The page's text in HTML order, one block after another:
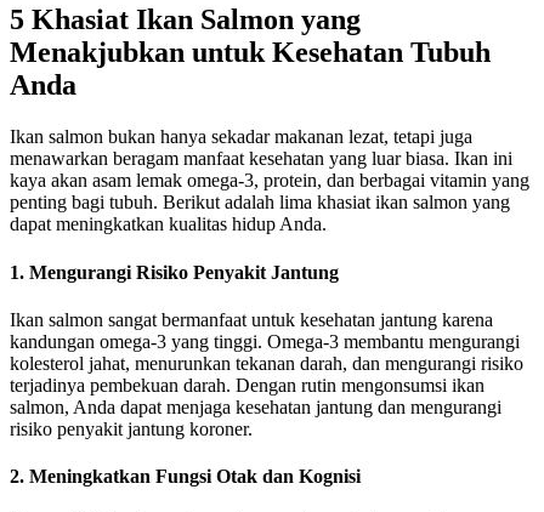
5 Khasiat Ikan Salmon yang
Menakjubkan untuk Kesehatan Tubuh
Anda
Ikan salmon bukan hanya sekadar makanan lezat, tetapi juga
menawarkan beragam manfaat kesehatan yang luar biasa. Ikan ini
kaya akan asam lemak omega-3, protein, dan berbagai vitamin yang
penting bagi tubuh. Berikut adalah lima khasiat ikan salmon yang
dapat meningkatkan kualitas hidup Anda.
1. Mengurangi Risiko Penyakit Jantung
Ikan salmon sangat bermanfaat untuk kesehatan jantung karena
kandungan omega-3 yang tinggi. Omega-3 membantu mengurangi
kolesterol jahat, menurunkan tekanan darah, dan mengurangi risiko
terjadinya pembekuan darah. Dengan rutin mengonsumsi ikan
salmon, Anda dapat menjaga kesehatan jantung dan mengurangi
risiko penyakit jantung koroner.
2. Meningkatkan Fungsi Otak dan Kognisi